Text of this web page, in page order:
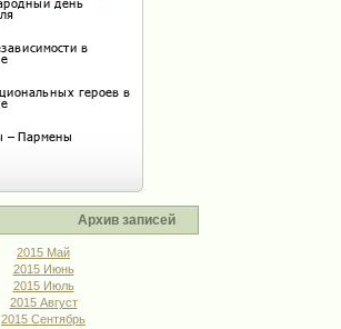
Архив записей
2015 Май
2015 Июнь
2015 Июль
2015 Август
2015 Сентябрь